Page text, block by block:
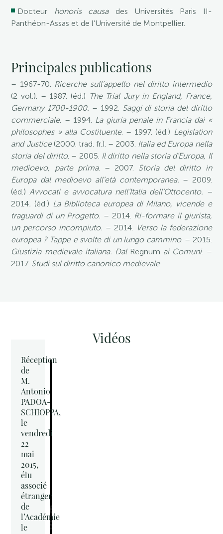
Docteur honoris causades Universités Paris II-
Panthéon-Assas et de l’Université de Montpellier​.
Principales publications
– 1967-70. Ricerche sull’appello nel diritto intermedio
(2 vol.). – 1987. (éd.) The Trial Jury in England, France,
Germany 1700-1900. – 1992. Saggi di storia del diritto
commerciale. – 1994. La giuria penale in Francia dai «
philosophes » alla Costituente. – 1997. (éd.) Legislation
and Justice(2000. trad. fr.). – 2003. Italia ed Europa nella
storia del diritto. – 2005. Il diritto nella storia d’Europa, Il
medioevo, parte prima. – 2007. Storia del diritto in
Europa dal medioevo all’età contemporanea. – 2009.
(éd.) Avvocati e avvocatura nell’Italia dell’Ottocento. –
2014. (éd.) La Biblioteca europea di Milano, vicende e
traguardi di un Progetto. – 2014. Ri-formare il giurista,
un percorso incompiuto. – 2014. Verso la federazione
europea ? Tappe e svolte di un lungo cammino. – 2015.
Giustizia medievale italiana. DalRegnum ai Comuni. –
2017. Studi sul diritto canonico medievale.
Vidéos
Réception
de
M.
Antonio
PADOA-
SCHIOPPA,
le
vendredi
22
mai
2015,
élu
associé
étranger
de
l’Académie
le